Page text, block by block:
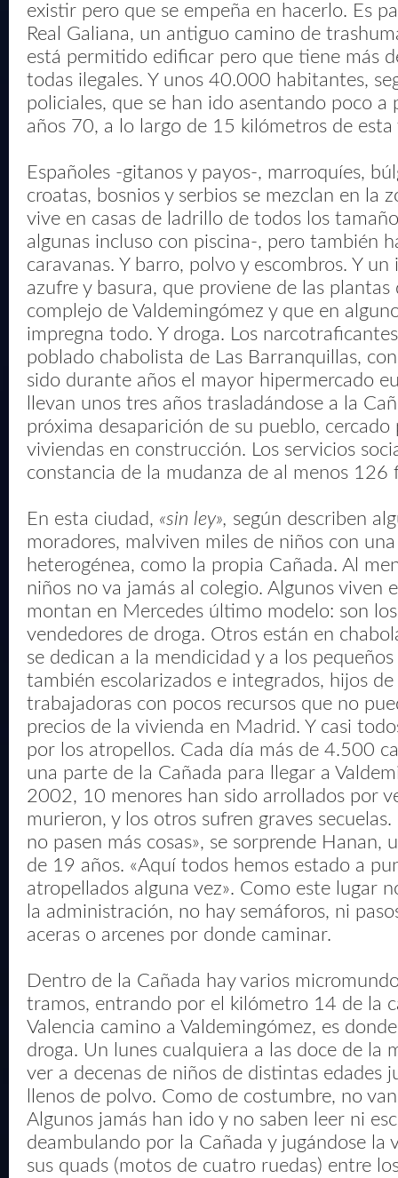
existir pero que se empeña en hacerlo. Es
Real Galiana, un antiguo camino de
está permitido edificar pero que tiene más
todas ilegales. Y unos 40.000 habitantes,
policiales, que se han ido asentando poco a
años 70, a lo largo de 15 kilómetros de esta
Españoles -gitanos y payos-, marroquíes,
croatas, bosnios y serbios se mezclan en la
vive en casas de ladrillo de todos los
algunas incluso con piscina-, pero también
caravanas. Y barro, polvo y escombros. Y
azufre y basura, que proviene de las plantas
complejo de Valdemingómez y que en
impregna todo. Y droga. Los
poblado chabolista de Las Barranquillas,
sido durante años el mayor hipermercado
llevan unos tres años trasladándose a la
próxima desaparición de su pueblo, cercado
viviendas en construcción. Los servicios
constancia de la mudanza de al menos 126
En esta ciudad, «sin ley», según describen
moradores, malviven miles de niños con
heterogénea, como la propia Cañada. Al
niños no va jamás al colegio. Algunos viven
montan en Mercedes último modelo: son
vendedores de droga. Otros están en
se dedican a la mendicidad y a los
también escolarizados e integrados, hijos
trabajadoras con pocos recursos que no
precios de la vivienda en Madrid. Y casi
por los atropellos. Cada día más de 4.500
una parte de la Cañada para llegar a
2002, 10 menores han sido arrollados por
murieron, y los otros sufren graves
no pasen más cosas», se sorprende Hanan,
de 19 años. «Aquí todos hemos estado a
atropellados alguna vez». Como este lugar
la administración, no hay semáforos, ni
aceras o arcenes por donde caminar.
Dentro de la Cañada hay varios
tramos, entrando por el kilómetro 14 de la
Valencia camino a Valdemingómez, es
droga. Un lunes cualquiera a las doce de la
ver a decenas de niños de distintas edades
llenos de polvo. Como de costumbre, no
Algunos jamás han ido y no saben leer ni
deambulando por la Cañada y jugándose la
sus quads (motos de cuatro ruedas) entre